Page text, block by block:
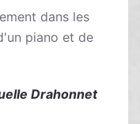
dans les
piano et de
Drahonnet